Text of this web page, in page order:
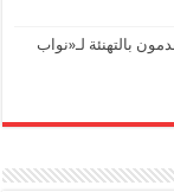
بالتهنئة لـ«نواب